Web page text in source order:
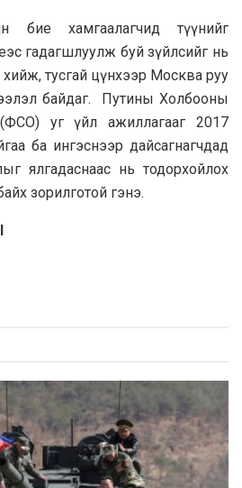
бие хамгаалагчид түүнийг
гадагшлуулж буй зүйлсийг нь
тусгай цүнхээр Москва руу
байдаг. Путины Холбооны
уг үйл ажиллагааг 2017
ба ингэснээр дайсагнагчдад
ялгадаснаас нь тодорхойлох
зорилготой гэнэ.